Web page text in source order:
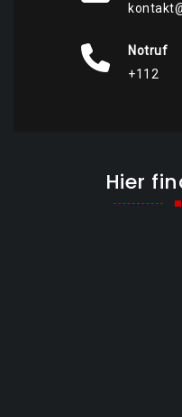
Notruf
+112
Hier